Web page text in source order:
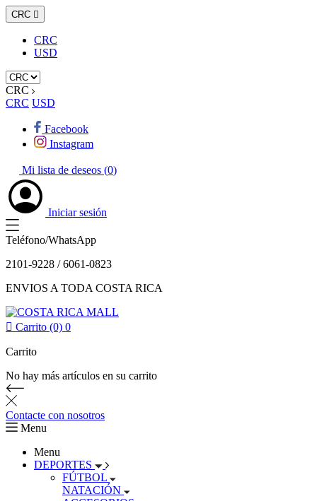
CRC 
CRC
USD
CRC
CRC USD
Facebook
Instagram
Mi lista de deseos (0)
Iniciar sesión
Teléfono/WhatsApp
2101-9228 / 6061-0823
ENVIOS A TODA COSTA RICA
 Carrito (0) 0
Carrito
No hay más artículos en su carrito
Contacte con nosotros
Menu
Menu
DEPORTES
FÚTBOL
NATACIÓN